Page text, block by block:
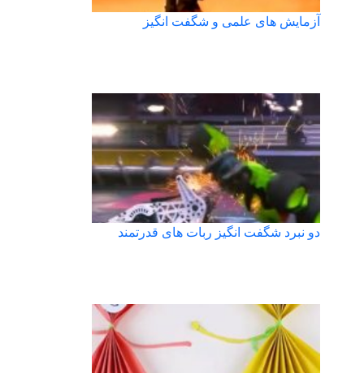
آزمایش های علمی و شگفت انگیز
دو نبرد شگفت انگیز ربات های قدرتمند